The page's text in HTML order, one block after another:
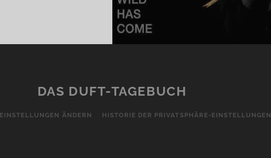
DAS DUFT-TAGEBUCH
ÄNDERN HISTORIE DER PRIVATSPHÄRE-EINSTELLUNGEN